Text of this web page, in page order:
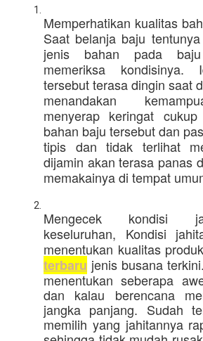
Saat belanja baju
jenis bahan pada
memeriksa kondisinya.
tersebut terasa dingin saat
menandakan
menyerap keringat
bahan baju tersebut dan
tipis dan tidak terlihat
dijamin akan terasa panas
memakainya di tempat
Mengecek kondisi
keseluruhan, Kondisi
menentukan kualitas produk
terbaru jenis busana
menentukan seberapa
dan kalau berencana
jangka panjang. Sudah
memilih yang jahitannya